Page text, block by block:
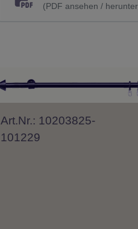
(PDF ansehen /
Art.Nr.: 10203825-
101229